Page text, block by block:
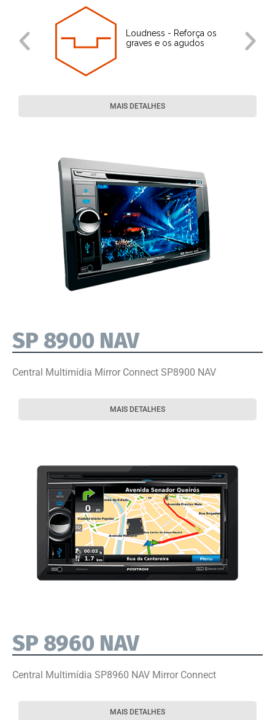
Loudness - Reforça os
graves e os agudos
MAIS DETALHES
SP 8900 NAV
Central Multimídia Mirror Connect SP8900 NAV
MAIS DETALHES
SP 8960 NAV
Central Multimídia SP8960 NAV Mirror Connect
MAIS DETALHES